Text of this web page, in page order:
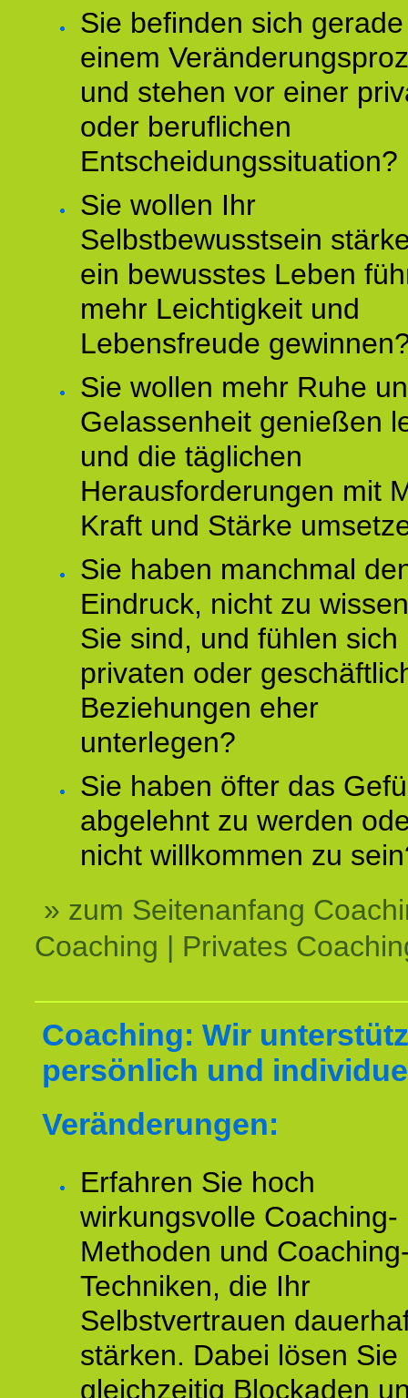
Sie befinden sich
einem
und stehen vor einer
oder beruflichen
Entscheidungssituation?
Sie wollen Ihr
Selbstbewusstsein
ein bewusstes Leben
mehr Leichtigkeit und
Lebensfreude
Sie wollen mehr Ruhe
Gelassenheit genießen
und die täglichen
Herausforderungen mit
Kraft und Stärke
Sie haben manchmal
Eindruck, nicht zu
Sie sind, und fühlen sich
privaten oder
Beziehungen eher
unterlegen?
Sie haben öfter das
abgelehnt zu werden
nicht willkommen zu
» zum Seitenanfang
Coaching | Privates
Coaching: Wir
persönlich und
Veränderungen:
Erfahren Sie hoch
wirkungsvolle Coaching-
Methoden und
Techniken, die Ihr
Selbstvertrauen
stärken. Dabei lösen Sie
gleichzeitig Blockaden